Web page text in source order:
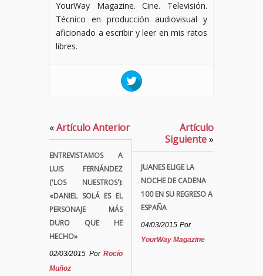
YourWay Magazine. Cine. Televisión.
Técnico en producción audiovisual y
aficionado a escribir y leer en mis ratos
libres.
«Artículo Anterior
ENTREVISTAMOS A
LUIS FERNÁNDEZ
('LOS NUESTROS'):
«DANIEL SOLÁ ES EL
PERSONAJE MÁS
DURO QUE HE
HECHO»
02/03/2015 Por Rocío
Muñoz
Artículo
Siguiente»
JUANES ELIGE LA
NOCHE DE CADENA
100 EN SU REGRESO A
ESPAÑA
04/03/2015 Por
YourWay Magazine